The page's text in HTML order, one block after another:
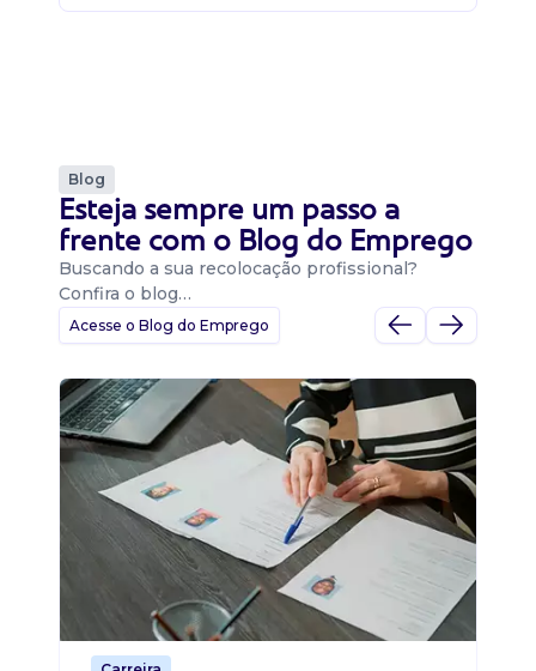
Blog
Esteja sempre um passo a
frente com o Blog do Emprego
Buscando a sua recolocação profissional?
Confira o blog…
Acesse o Blog do Emprego